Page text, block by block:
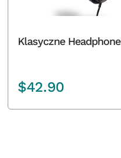
Klasyczne Headphone
$42.90